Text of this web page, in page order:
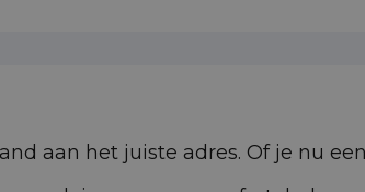
aan het juiste adres. Of je nu